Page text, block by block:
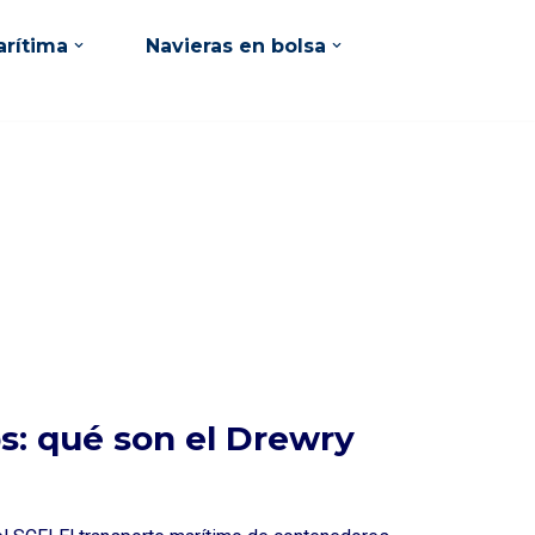
Navieras en bolsa
qué son el Drewry